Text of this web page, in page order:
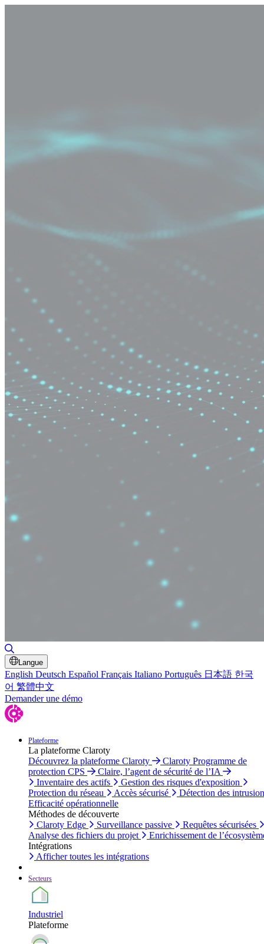
Langue
English Deutsch Español Français Italiano Português 日本語 한국
어 繁體中文
Demander une démo
Plateforme
La plateforme Claroty
Découvrez la plateforme Claroty
Claroty Programme de
protection CPS
Claire, l’agent de sécurité de l’IA
Inventaire des actifs
Gestion des risques d'exposition
Protection du réseau
Accès sécurisé
Détection des
Efficacité opérationnelle
Méthodes de découverte
Claroty Edge
Surveillance passive
Requêtes sécurisées
Analyse des fichiers du projet
Enrichissement de
Intégrations
Afficher toutes les intégrations
Secteurs
Industriel
Plateforme